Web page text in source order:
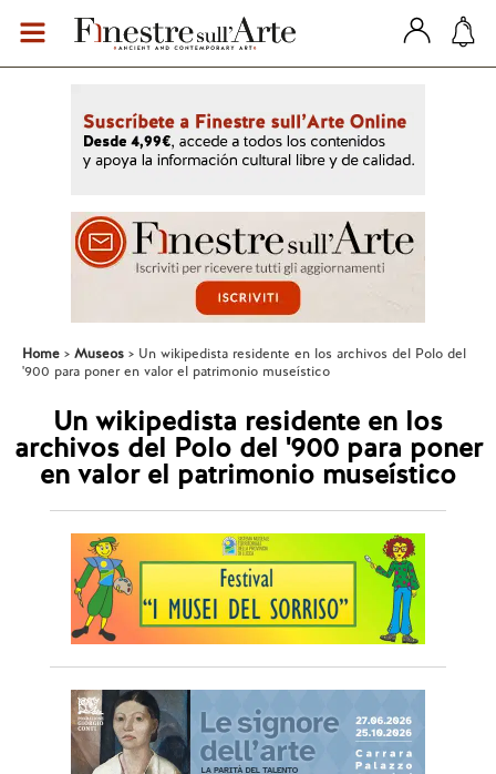
Home Museos
Un wikipedista residente en los archivos del Polo del
'900 para poner en valor el patrimonio museístico
Un wikipedista residente en los
archivos del Polo del '900 para poner
en valor el patrimonio museístico